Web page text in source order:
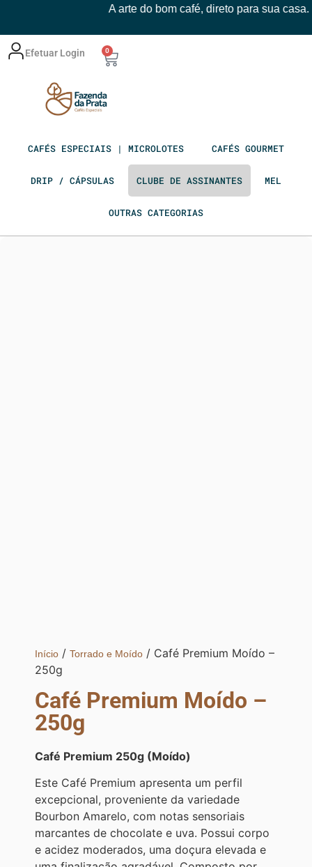
A arte do bom café, direto para sua casa.
Efetuar Login 0
CAFÉS ESPECIAIS | MICROLOTES CAFÉS GOURMET
DRIP / CÁPSULAS CLUBE DE ASSINANTES MEL
OUTRAS CATEGORIAS
Início / Torrado e Moído / Café Premium Moído –
250g
Café Premium Moído –
250g
Café Premium 250g (Moído)
Este Café Premium apresenta um perfil
excepcional, proveniente da variedade
Bourbon Amarelo, com notas sensoriais
marcantes de chocolate e uva. Possui corpo
e acidez moderados, uma doçura elevada e